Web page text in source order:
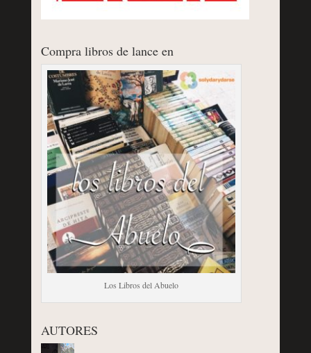
Compra libros de lance en
Los Libros del Abuelo
AUTORES